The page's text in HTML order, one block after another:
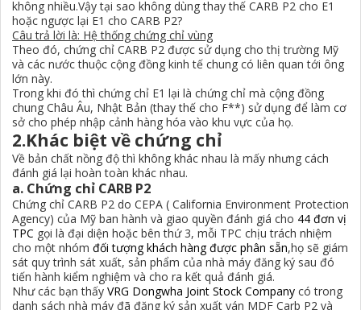
không nhiều.Vậy tại sao không dùng thay thế CARB P2 cho E1
hoặc ngược lại E1 cho CARB P2?
Câu trả lời là: Hệ thống chứng chỉ vùng
Theo đó, chứng chỉ CARB P2 được sử dụng cho thị trường Mỹ
và các nước thuộc cộng đồng kinh tế chung có liên quan tới ông
lớn này.
Trong khi đó thì chứng chỉ E1 lại là chứng chỉ mà cộng đồng
chung Châu Âu, Nhật Bản (thay thế cho F**) sử dụng để làm cơ
sở cho phép nhập cảnh hàng hóa vào khu vực của họ.
2.Khác biệt về chứng chỉ
Về bản chất nồng độ thì không khác nhau là mấy nhưng cách
đánh giá lại hoàn toàn khác nhau.
a. Chứng chỉ CARB P2
Chứng chỉ CARB P2 do CEPA ( California Environment Protection
Agency) của Mỹ ban hành và giao quyền đánh giá cho 44 đơn vị
TPC gọi là đại diện hoặc bên thứ 3, mỗi TPC chịu trách nhiệm
cho một nhóm đối tượng khách hàng được phân sẵn,họ sẽ giám
sát quy trình sát xuất, sản phẩm của nhà máy đăng ký sau đó
tiến hành kiểm nghiệm và cho ra kết quả đánh giá.
Như các bạn thấy VRG Dongwha Joint Stock Company có trong
danh sách nhà máy đã đăng ký sản xuất ván MDF Carb P2 và